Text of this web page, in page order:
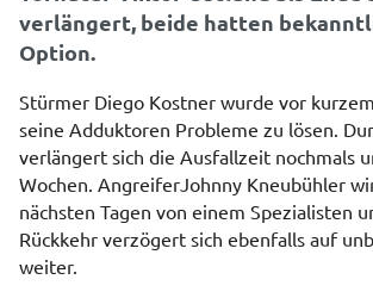
verlängert, beide hatten
Option.
Stürmer Diego Kostner wurde vor
seine Adduktoren Probleme zu lösen.
verlängert sich die Ausfallzeit nochmals
Wochen. AngreiferJohnny Kneubühler
nächsten Tagen von einem Spezialisten
Rückkehr verzögert sich ebenfalls auf
weiter.